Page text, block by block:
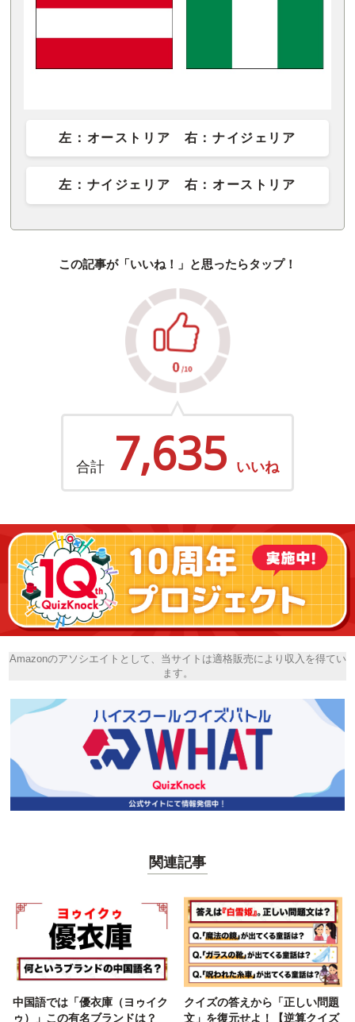
左：オーストリア 右：ナイジェリア
左：ナイジェリア 右：オーストリア
この記事が「いいね！」と思ったらタップ！
合計 7,635 いいね
Amazonのアソシエイトとして、当サイトは適格販売により収入を得てい
ます。
関連記事
中国語では「優衣庫（ヨゥイク
ゥ）」この有名ブランドは？
クイズの答えから「正しい問題
文」を復元せよ！【逆算クイズ